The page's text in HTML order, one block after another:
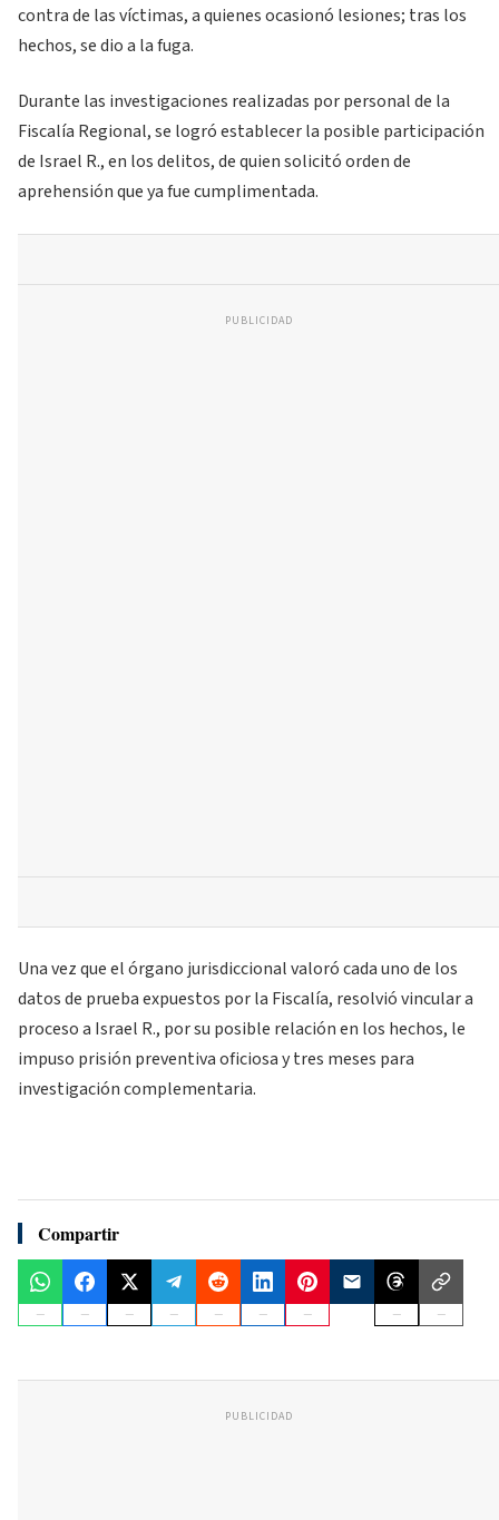
contra de las víctimas, a quienes ocasionó lesiones; tras los
hechos, se dio a la fuga.
Durante las investigaciones realizadas por personal de la
Fiscalía Regional, se logró establecer la posible participación
de Israel R., en los delitos, de quien solicitó orden de
aprehensión que ya fue cumplimentada.
PUBLICIDAD
Una vez que el órgano jurisdiccional valoró cada uno de los
datos de prueba expuestos por la Fiscalía, resolvió vincular a
proceso a Israel R., por su posible relación en los hechos, le
impuso prisión preventiva oficiosa y tres meses para
investigación complementaria.
Compartir
PUBLICIDAD